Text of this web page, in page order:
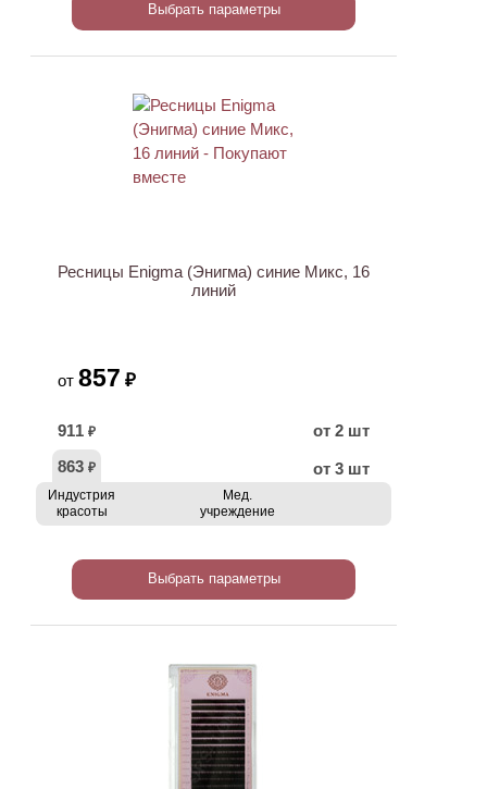
Выбрать параметры
Ресницы Enigma (Энигма) синие Микс, 16
линий
от 857 ₽
911 ₽
от 2 шт
863 ₽ от 3 шт
Индустрия
красоты
Мед.
учреждение
Выбрать параметры